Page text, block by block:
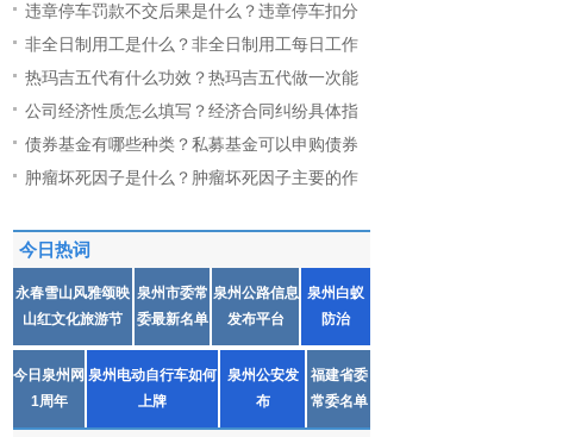
违章停车罚款不交后果是什么？违章停车扣分
非全日制用工是什么？非全日制用工每日工作
热玛吉五代有什么功效？热玛吉五代做一次能
公司经济性质怎么填写？经济合同纠纷具体指
债券基金有哪些种类？私募基金可以申购债券
肿瘤坏死因子是什么？肿瘤坏死因子主要的作
今日热词
永春雪山风雅颂映
山红文化旅游节
泉州市委常
委最新名单
泉州公路信息
发布平台
泉州白蚁
防治
今日泉州网
1周年
泉州电动自行车如何
上牌
泉州公安发
布
福建省委
常委名单